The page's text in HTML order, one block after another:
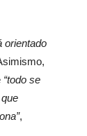
orientado
“todo se
,